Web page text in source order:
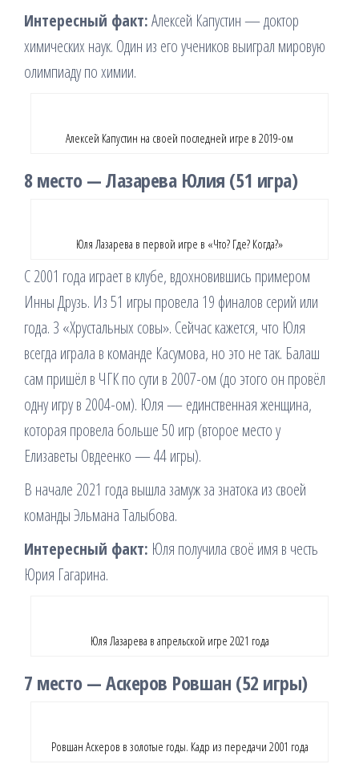
Интересный факт:Алексей Капустин — доктор
химических наук. Один из его учеников выиграл мировую
олимпиаду по химии.
Алексей Капустин на своей последней игре в 2019-ом
8 место — Лазарева Юлия (51 игра)
Юля Лазарева в первой игре в «Что? Где? Когда?»
С 2001 года играет в клубе, вдохновившись примером
Инны Друзь. Из 51 игры провела 19 финалов серий или
года. 3 «Хрустальных совы». Сейчас кажется, что Юля
всегда играла в команде Касумова, но это не так. Балаш
сам пришёл в ЧГК по сути в 2007-ом (до этого он провёл
одну игру в 2004-ом). Юля — единственная женщина,
которая провела больше 50 игр (второе место у
Елизаветы Овдеенко — 44 игры).
В начале 2021 года вышла замуж за знатока из своей
команды Эльмана Талыбова.
Интересный факт: Юля получила своё имя в честь
Юрия Гагарина.
Юля Лазарева в апрельской игре 2021 года
7 место — Аскеров Ровшан (52 игры)
Ровшан Аскеров в золотые годы. Кадр из передачи 2001 года